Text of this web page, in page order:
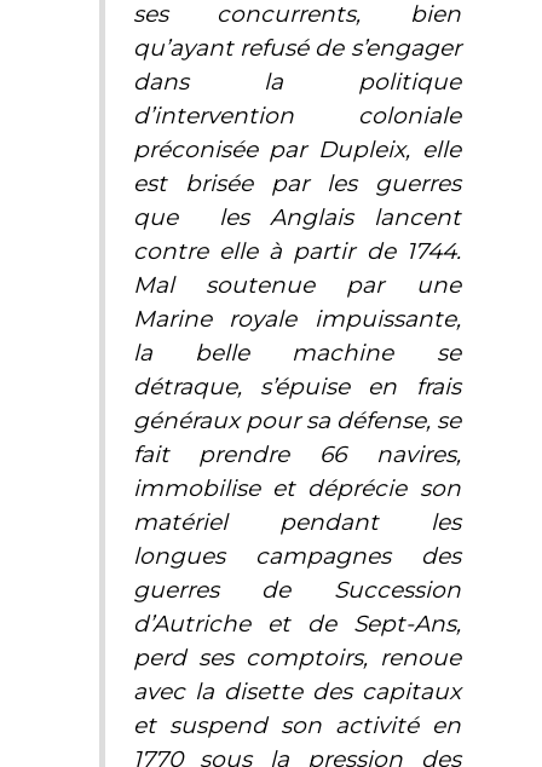
ses concurrents, bien
qu’ayant refusé de s’engager
dans la politique
d’intervention coloniale
préconisée par Dupleix, elle
est brisée par les guerres
que les Anglais lancent
contre elle à partir de 1744.
Mal soutenue par une
Marine royale impuissante,
la belle machine se
détraque, s’épuise en frais
généraux pour sa défense, se
fait prendre 66 navires,
immobilise et déprécie son
matériel pendant les
longues campagnes des
guerres de Succession
d’Autriche et de Sept-Ans,
perd ses comptoirs, renoue
avec la disette des capitaux
et suspend son activité en
1770 sous la pression des